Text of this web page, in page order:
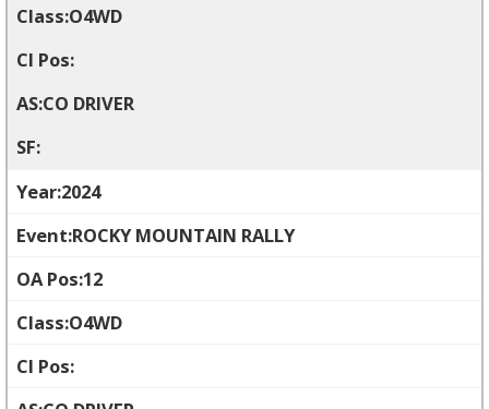
O4WD
CO DRIVER
2024
ROCKY MOUNTAIN RALLY
12
O4WD